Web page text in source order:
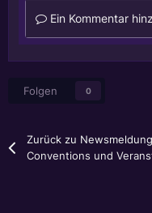
Ein Kommentar
Folgen 0
Zurück zu
Conventions und